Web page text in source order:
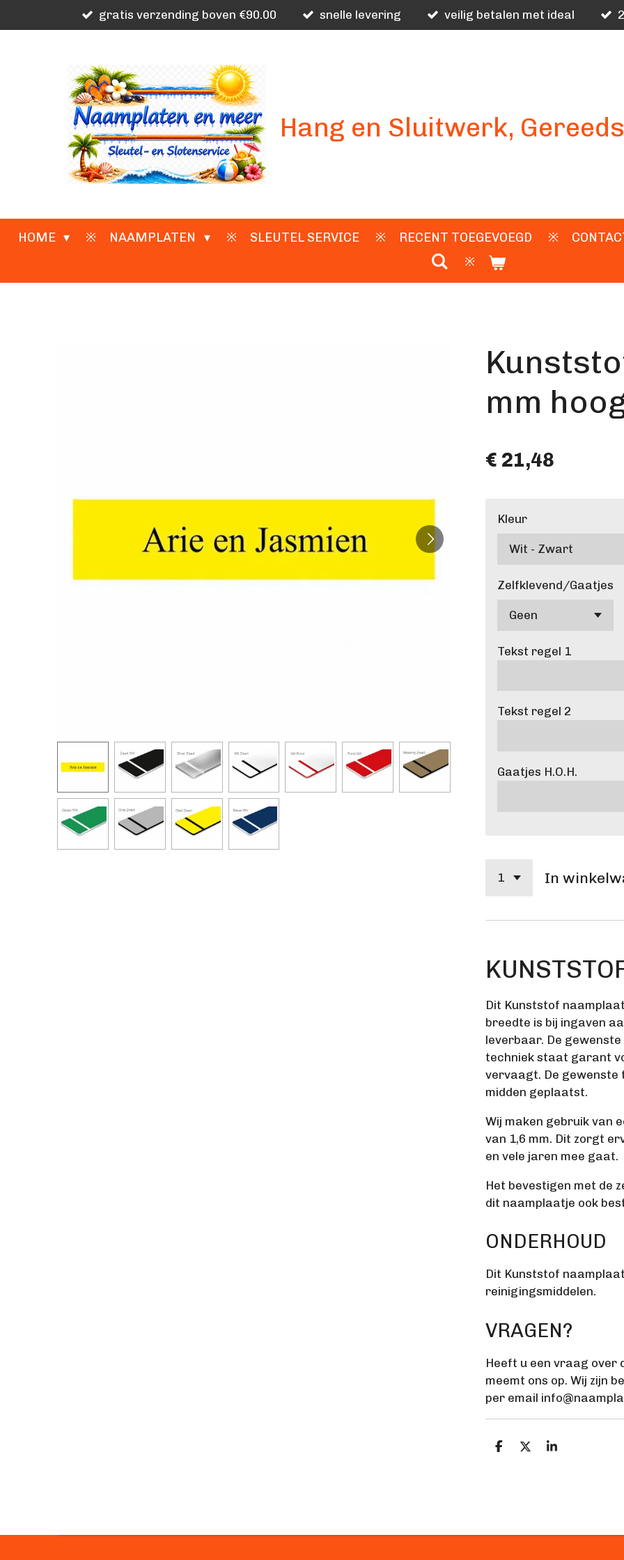
direct
hoofdinhoud
gratis verzending boven €90.00 snelle levering veilig betalen met ideal
Hang en Sluitwerk,
HOME NAAMPLATEN SLEUTEL SERVICE RECENT TOEGEVOEGD
mm
€ 21,48
Kleur
Zelfklevend/Gaatjes
Tekst regel 1
Tekst regel 2
Gaatjes H.O.H.
In
Dit Kunststof
breedte is bij ingaven
leverbaar. De
techniek staat garant
vervaagt. De gewenste
midden geplaatst.
Wij maken gebruik van
van 1,6 mm. Dit zorgt
en vele jaren mee gaat.
Het bevestigen met de
dit naamplaatje ook
ONDERHOUD
Dit Kunststof
reinigingsmiddelen.
VRAGEN?
Heeft u een vraag over
meemt ons op. Wij zijn
per email
D
D
S